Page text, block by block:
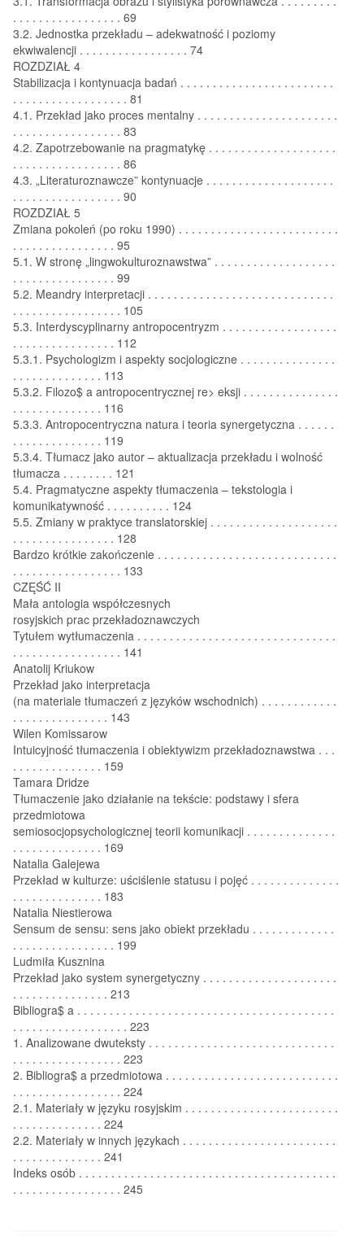
. . . . . . . . . . . . . . . . . 69
3.2. Jednostka przekładu – adekwatność i poziomy
ekwiwalencji . . . . . . . . . . . . . . . . . 74
ROZDZIAŁ 4
Stabilizacja i kontynuacja badań . . . . . . . . . . . . . . . . . . . . . . . .
. . . . . . . . . . . . . . . . . . 81
4.1. Przekład jako proces mentalny . . . . . . . . . . . . . . . . . . . . . .
. . . . . . . . . . . . . . . . . 83
4.2. Zapotrzebowanie na pragmatykę . . . . . . . . . . . . . . . . . . . .
. . . . . . . . . . . . . . . . . 86
4.3. „Literaturoznawcze” kontynuacje . . . . . . . . . . . . . . . . . . . .
. . . . . . . . . . . . . . . . . 90
ROZDZIAŁ 5
Zmiana pokoleń (po roku 1990) . . . . . . . . . . . . . . . . . . . . . . . . .
. . . . . . . . . . . . . . . . 95
5.1. W stronę „lingwokulturoznawstwa” . . . . . . . . . . . . . . . . . . .
. . . . . . . . . . . . . . . . 99
5.2. Meandry interpretacji . . . . . . . . . . . . . . . . . . . . . . . . . . . . .
. . . . . . . . . . . . . . . . . 105
5.3. Interdyscyplinarny antropocentryzm . . . . . . . . . . . . . . . . . .
. . . . . . . . . . . . . . . . 112
5.3.1. Psychologizm i aspekty socjologiczne . . . . . . . . . . . . . . .
. . . . . . . . . . . . . . 113
5.3.2. Filozo$ a antropocentrycznej re> eksji . . . . . . . . . . . . . . .
. . . . . . . . . . . . . . 116
5.3.3. Antropocentryczna natura i teoria synergetyczna . . . . . .
. . . . . . . . . . . . . . 119
5.3.4. Tłumacz jako autor – aktualizacja przekładu i wolność
tłumacza . . . . . . . . 121
5.4. Pragmatyczne aspekty tłumaczenia – tekstologia i
komunikatywność . . . . . . . . . . 124
5.5. Zmiany w praktyce translatorskiej . . . . . . . . . . . . . . . . . . . .
. . . . . . . . . . . . . . . . 128
Bardzo krótkie zakończenie . . . . . . . . . . . . . . . . . . . . . . . . . . . .
. . . . . . . . . . . . . . . . . 133
CZĘŚĆ II
Mała antologia współczesnych
rosyjskich prac przekładoznawczych
Tytułem wytłumaczenia . . . . . . . . . . . . . . . . . . . . . . . . . . . . . . .
. . . . . . . . . . . . . . . . . 141
Anatolij Kriukow
Przekład jako interpretacja
(na materiale tłumaczeń z języków wschodnich) . . . . . . . . . . . .
. . . . . . . . . . . . . . . 143
Wilen Komissarow
Intuicyjność tłumaczenia i obiektywizm przekładoznawstwa . . .
. . . . . . . . . . . . . . 159
Tamara Dridze
Tłumaczenie jako działanie na tekście: podstawy i sfera
przedmiotowa
semiosocjopsychologicznej teorii komunikacji . . . . . . . . . . . . . .
. . . . . . . . . . . . . . 169
Natalia Galejewa
Przekład w kulturze: uściślenie statusu i pojęć . . . . . . . . . . . . . .
. . . . . . . . . . . . . . 183
Natalia Niestierowa
Sensum de sensu: sens jako obiekt przekładu . . . . . . . . . . . . .
. . . . . . . . . . . . . . . . 199
Ludmiła Kusznina
Przekład jako system synergetyczny . . . . . . . . . . . . . . . . . . . . .
. . . . . . . . . . . . . . . 213
Bibliogra$ a . . . . . . . . . . . . . . . . . . . . . . . . . . . . . . . . . . . . . . . .
. . . . . . . . . . . . . . . . . . 223
1. Analizowane dwuteksty . . . . . . . . . . . . . . . . . . . . . . . . . . . . .
. . . . . . . . . . . . . . . . . 223
2. Bibliogra$ a przedmiotowa . . . . . . . . . . . . . . . . . . . . . . . . . . .
. . . . . . . . . . . . . . . . . 224
2.1. Materiały w języku rosyjskim . . . . . . . . . . . . . . . . . . . . . . . .
. . . . . . . . . . . . . . 224
2.2. Materiały w innych językach . . . . . . . . . . . . . . . . . . . . . . . .
. . . . . . . . . . . . . . 241
Indeks osób . . . . . . . . . . . . . . . . . . . . . . . . . . . . . . . . . . . . . . . .
. . . . . . . . . . . . . . . . . 245